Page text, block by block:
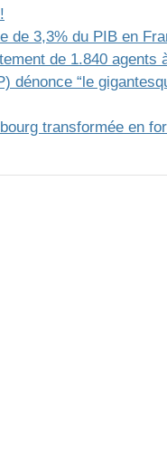
de 3,3% du PIB en
de 1.840 agents
dénonce “le
transformée en